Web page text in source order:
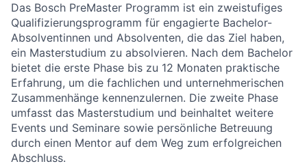
Das Bosch PreMaster Programm ist ein zweistufiges
Qualifizierungsprogramm für engagierte Bachelor-
Absolventinnen und Absolventen, die das Ziel haben,
ein Masterstudium zu absolvieren. Nach dem Bachelor
bietet die erste Phase bis zu 12 Monaten praktische
Erfahrung, um die fachlichen und unternehmerischen
Zusammenhänge kennenzulernen. Die zweite Phase
umfasst das Masterstudium und beinhaltet weitere
Events und Seminare sowie persönliche Betreuung
durch einen Mentor auf dem Weg zum erfolgreichen
Abschluss.